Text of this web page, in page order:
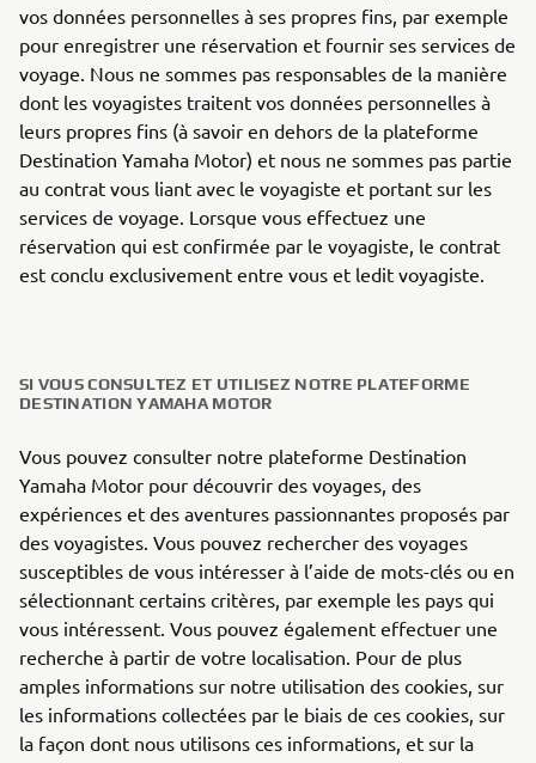
vos données personnelles à ses propres fins, par exemple
pour enregistrer une réservation et fournir ses services de
voyage. Nous ne sommes pas responsables de la manière
dont les voyagistes traitent vos données personnelles à
leurs propres fins (à savoir en dehors de la plateforme
Destination Yamaha Motor) et nous ne sommes pas partie
au contrat vous liant avec le voyagiste et portant sur les
services de voyage. Lorsque vous effectuez une
réservation qui est confirmée par le voyagiste, le contrat
est conclu exclusivement entre vous et ledit voyagiste.
SI VOUS CONSULTEZ ET UTILISEZ NOTRE PLATEFORME
DESTINATION YAMAHA MOTOR
Vous pouvez consulter notre plateforme Destination
Yamaha Motor pour découvrir des voyages, des
expériences et des aventures passionnantes proposés par
des voyagistes. Vous pouvez rechercher des voyages
susceptibles de vous intéresser à l’aide de mots-clés ou en
sélectionnant certains critères, par exemple les pays qui
vous intéressent. Vous pouvez également effectuer une
recherche à partir de votre localisation. Pour de plus
amples informations sur notre utilisation des cookies, sur
les informations collectées par le biais de ces cookies, sur
la façon dont nous utilisons ces informations, et sur la